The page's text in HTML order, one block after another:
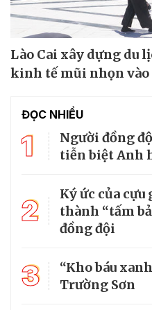
Lào Cai xây dựng du
kinh tế mũi nhọn vào
ĐỌC NHIỀU
1
Người đồng
tiễn biệt Anh
2
Ký ức của
thành “tấm
đồng đội
3
“Kho báu
Trường Sơn